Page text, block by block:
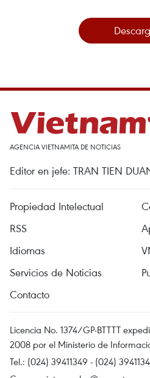
AGENCIA VIETNAMITA DE NOTICIAS
Editor en jefe: TRAN TIEN
Propiedad Intelectual
RSS
Idiomas
Servicios de Noticias
Contacto
Licencia No. 1374/GP-BTTTT
2008 por el Ministerio de
Tel.: (024) 39411349 - (024)